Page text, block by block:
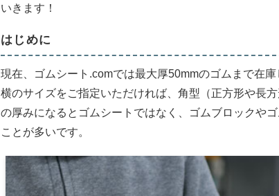
いきます！
はじめに
現在、ゴムシート.comでは最大厚50mmのゴムまで在
横のサイズをご指定いただければ、角型（正方形や長
の厚みになるとゴムシートではなく、ゴムブロックや
ことが多いです。